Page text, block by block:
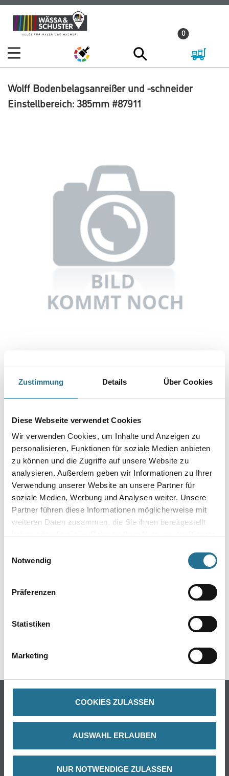
Zustimmung Details Über Cookies
Diese Webseite verwendet Cookies
Wir verwenden Cookies, um Inhalte und Anzeigen zu
personalisieren, Funktionen für soziale Medien anbieten
zu können und die Zugriffe auf unsere Website zu
analysieren. Außerdem geben wir Informationen zu Ihrer
Verwendung unserer Website an unsere Partner für
soziale Medien, Werbung und Analysen weiter. Unsere
Partner führen diese Informationen möglicherweise mit
weiteren Daten zusammen, die Sie ihnen bereitgestellt
Notwendig
Präferenzen
Statistiken
Marketing
COOKIES ZULASSEN
AUSWAHL ERLAUBEN
NUR NOTWENDIGE ZULASSEN
Zum
Inhalt
Zum
Navigationsmenü
0
Wolff Bodenbelagsanreißer und -schneider
Einstellbereich: 385mm #87911
Bitte einloggen, um Preise zu sehen
385mm #87911
Art-Nr.:4109-000846
Umrechnungsfaktoren
GEFAHRENHINWEISE
Farbe
Putze- und Spachtelmassen